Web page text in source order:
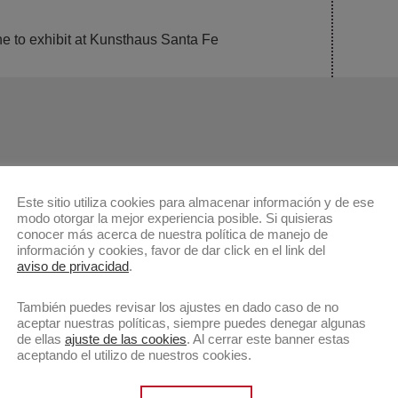
to exhibit at Kunsthaus Santa Fe
Este sitio utiliza cookies para almacenar información y de ese
modo otorgar la mejor experiencia posible. Si quisieras
conocer más acerca de nuestra política de manejo de
información y cookies, favor de dar click en el link del
aviso de privacidad.
También puedes revisar los ajustes en dado caso de no
aceptar nuestras políticas, siempre puedes denegar algunas
de ellas ajuste de las cookies. Al cerrar este banner estas
aceptando el utilizo de nuestros cookies.